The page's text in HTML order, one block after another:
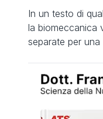
In un testo di
la biomeccanica
separate per
funzionale.
1974 Hatze
Biomechanics